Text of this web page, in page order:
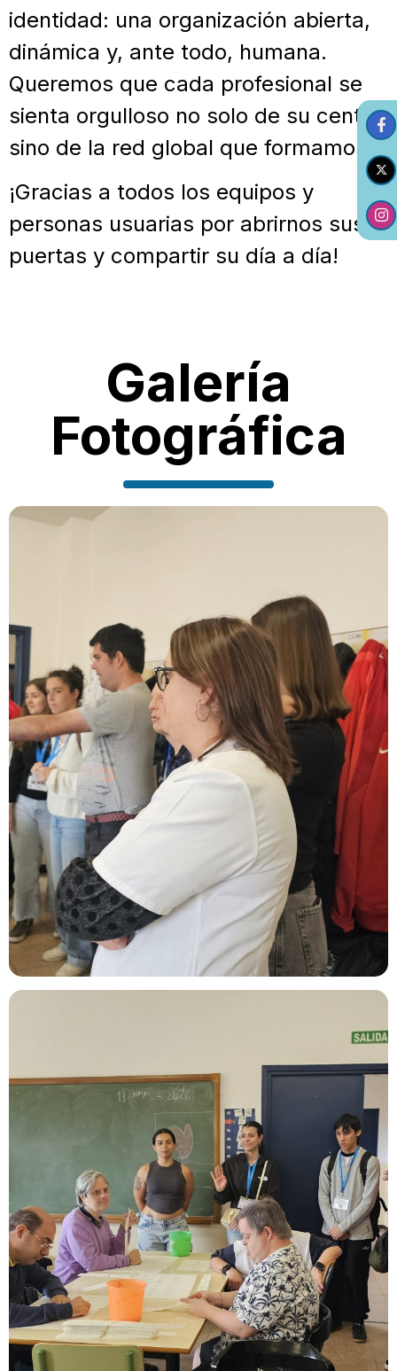
identidad: una organización abierta,
dinámica y, ante todo, humana.
Queremos que cada profesional se
sienta orgulloso no solo de su centro,
sino de la red global que formamos.
¡Gracias a todos los equipos y
personas usuarias por abrirnos sus
puertas y compartir su día a día!
Galería
Fotográfica